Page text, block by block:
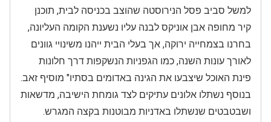
למשל סביב פסל הנירוסטה שהוצב בכניסה לבית, תוכנן
קיר מחופה אבן אוניקס לבנה עליו נשענת הקומה העליונה,
בחרנו בצמחייה ירוקה, אך בעלי הבית ייהנו משינויי גוונים
לאורך עונות השנה, כמו הגפניות הנשקפות דרך חלונות
פינת האוכל שיצבעו את הגינה באדומים בסתיו" מוסיף זאב.
בנוסף נשתלו אלונים עתיקים לצד גומחת הישיבה, מדשאות
ושבטבטים שנשתלו באדניות מבוטנות בקצה המגרש.